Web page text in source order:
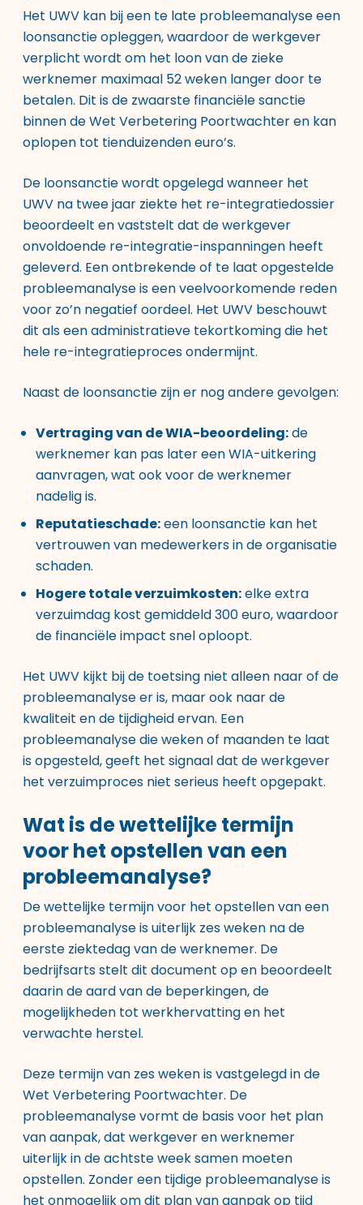
Het UWV kan bij een te late probleemanalyse een
loonsanctie opleggen, waardoor de werkgever
verplicht wordt om het loon van de zieke
werknemer maximaal 52 weken langer door te
betalen. Dit is de zwaarste financiële sanctie
binnen de Wet Verbetering Poortwachter en kan
oplopen tot tienduizenden euro’s.
De loonsanctie wordt opgelegd wanneer het
UWV na twee jaar ziekte het re-integratiedossier
beoordeelt en vaststelt dat de werkgever
onvoldoende re-integratie-inspanningen heeft
geleverd. Een ontbrekende of te laat opgestelde
probleemanalyse is een veelvoorkomende reden
voor zo’n negatief oordeel. Het UWV beschouwt
dit als een administratieve tekortkoming die het
hele re-integratieproces ondermijnt.
Naast de loonsanctie zijn er nog andere gevolgen:
Vertraging van de WIA-beoordeling:de
werknemer kan pas later een WIA-uitkering
aanvragen, wat ook voor de werknemer
nadelig is.
Reputatieschade:een loonsanctie kan het
vertrouwen van medewerkers in de organisatie
schaden.
Hogere totale verzuimkosten:elke extra
verzuimdag kost gemiddeld 300 euro, waardoor
de financiële impact snel oploopt.
Het UWV kijkt bij de toetsing niet alleen naar of de
probleemanalyse er is, maar ook naar de
kwaliteit en de tijdigheid ervan. Een
probleemanalyse die weken of maanden te laat
is opgesteld, geeft het signaal dat de werkgever
het verzuimproces niet serieus heeft opgepakt.
Wat is de wettelijke termijn
voor het opstellen van een
probleemanalyse?
De wettelijke termijn voor het opstellen van een
probleemanalyse is uiterlijk zes weken na de
eerste ziektedag van de werknemer. De
bedrijfsarts stelt dit document op en beoordeelt
daarin de aard van de beperkingen, de
mogelijkheden tot werkhervatting en het
verwachte herstel.
Deze termijn van zes weken is vastgelegd in de
Wet Verbetering Poortwachter. De
probleemanalyse vormt de basis voor het plan
van aanpak, dat werkgever en werknemer
uiterlijk in de achtste week samen moeten
opstellen. Zonder een tijdige probleemanalyse is
het onmogelijk om dit plan van aanpak op tijd